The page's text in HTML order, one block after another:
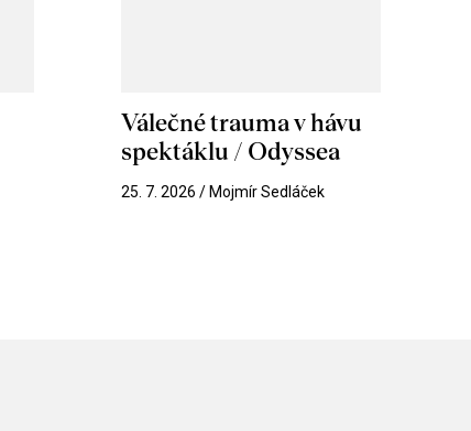
Válečné trauma v hávu
spektáklu / Odyssea
25. 7. 2026 / Mojmír Sedláček